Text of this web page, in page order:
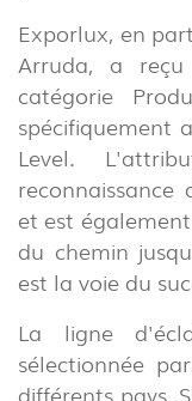
Exporlux, en
Arruda, a
catégorie
spécifiquement
Level.
et est
du chemin
est la voie du
La ligne
sélectionnée
différents pays,